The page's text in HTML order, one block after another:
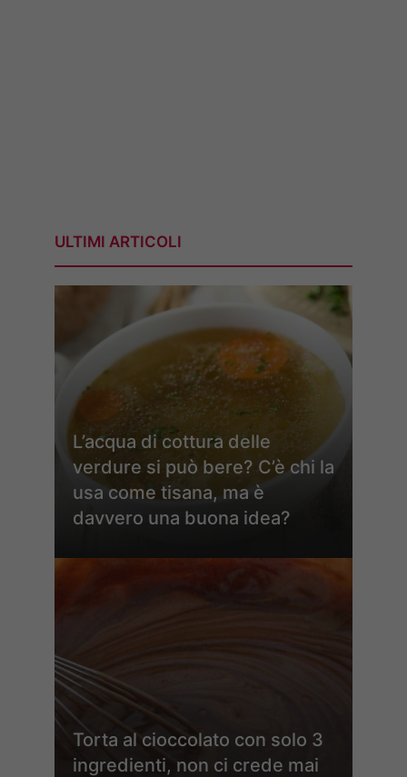
ULTIMI ARTICOLI
L’acqua di cottura delle
verdure si può bere? C’è chi la
usa come tisana, ma è
davvero una buona idea?
Torta al cioccolato con solo 3
ingredienti, non ci crede mai